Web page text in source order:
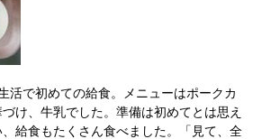
活で初めての給食。メニューはポークカ
け、牛乳でした。準備は初めてとは思え
給食もたくさん食べました。「見て、全